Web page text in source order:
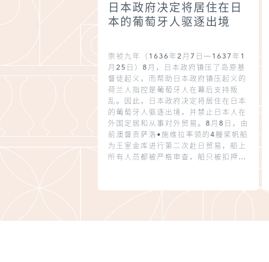
日本政府决定将居住在日
本的葡萄牙人驱逐出境
崇祯九年（1636年2月7日─1637年1
月25日）8月，日本政府镇压了岛原基
督徒起义，而帮助日本政府镇压起义的
荷兰人指控是葡萄牙人在幕后支持叛
乱。因此，日本政府决定将居住在日本
的葡萄牙人驱逐出境，并禁止日本人在
外国定居和从事对外贸易。8月8日，由
前澳督贡萨洛•施维拉率领的4艘桨帆船
为王室金库进行第二次赴日贸易，船上
所有人员都被严格审查，船只被扣押，
值350万荷兰盾的货物，其中生丝仅